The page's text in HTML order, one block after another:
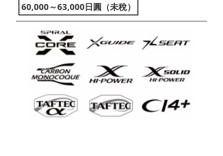
60,000～63,000日圓（未稅）